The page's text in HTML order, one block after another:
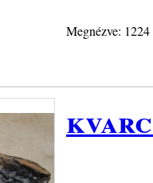
Megnézve: